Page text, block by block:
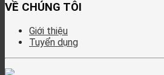
VỀ CHÚNG TÔI
Giới thiệu
Tuyển dụng